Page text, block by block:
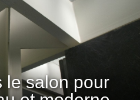
le salon pour